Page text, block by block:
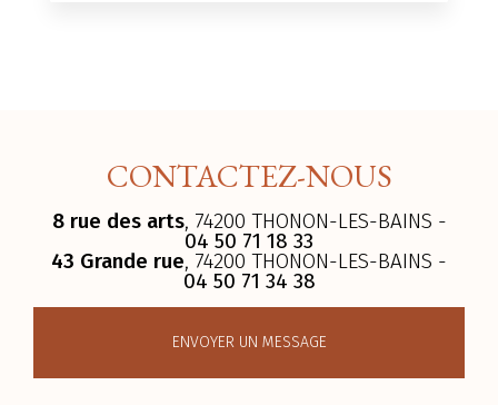
CONTACTEZ-NOUS
8 rue des arts, 74200 THONON-LES-BAINS -
04 50 71 18 33
43 Grande rue, 74200 THONON-LES-BAINS -
04 50 71 34 38
ENVOYER UN MESSAGE